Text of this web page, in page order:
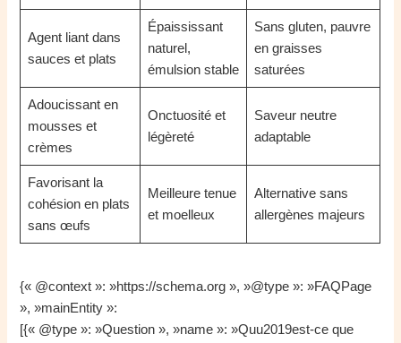
Agent liant dans
sauces et plats
Épaississant
naturel,
émulsion stable
Sans gluten, pauvre
en graisses
saturées
Adoucissant en
mousses et
crèmes
Onctuosité et
légèreté
Saveur neutre
adaptable
Favorisant la
cohésion en plats
sans œufs
Meilleure tenue
et moelleux
Alternative sans
allergènes majeurs
{« @context »: »https://schema.org », »@type »: »FAQPage
», »mainEntity »:
[{« @type »: »Question », »name »: »Quu2019est-ce que